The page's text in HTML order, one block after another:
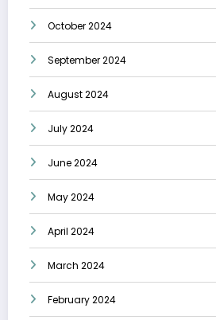
October 2024
September 2024
August 2024
July 2024
June 2024
May 2024
April 2024
March 2024
February 2024